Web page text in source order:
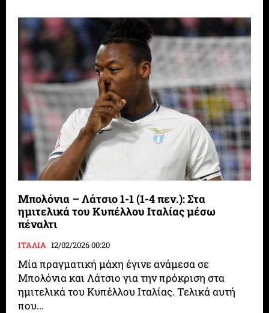
Μπολόνια – Λάτσιο 1-1 (1-4 πεν.): Στα
ημιτελικά του Κυπέλλου Ιταλίας μέσω
πέναλτι
ΙΤΑΛΙΑ 12/02/2026 00:20
Μία πραγματική μάχη έγινε ανάμεσα σε
Μπολόνια και Λάτσιο για την πρόκριση στα
ημιτελικά του Κυπέλλου Ιταλίας. Τελικά αυτή
που...